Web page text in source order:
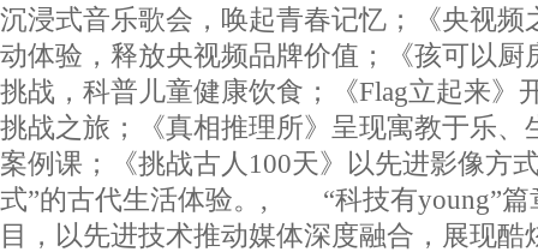
沉浸式音乐歌会，唤起青春记忆；《央视频
动体验，释放央视频品牌价值；《孩可以厨
挑战，科普儿童健康饮食；《Flag立起来》
挑战之旅；《真相推理所》呈现寓教于乐、
案例课；《挑战古人100天》以先进影像方
式”的古代生活体验。, “科技有young”篇
目，以先进技术推动媒体深度融合，展现